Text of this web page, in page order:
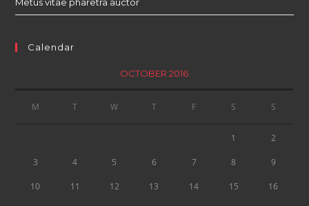
Calendar
OCTOBER 2016
M T W T F S S
1 2
3 4 5 6 7 8 9
10 11 12 13 14 15 16